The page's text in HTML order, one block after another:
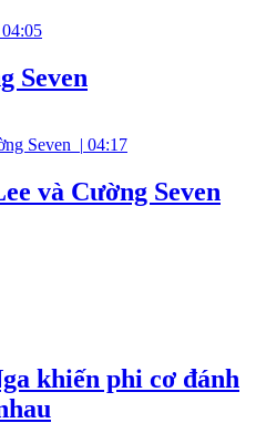
04:05
Seven
| 04:17
và Cường Seven
khiến phi cơ đánh